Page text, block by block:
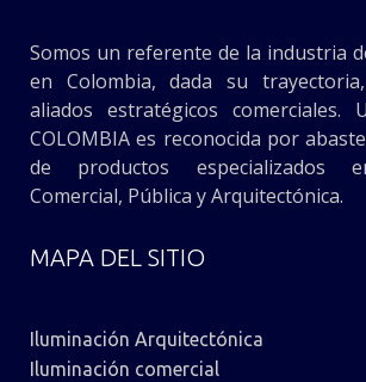
Somos un referente de la industria
en Colombia, dada su
aliados estratégicos comerciales.
COLOMBIA es reconocida por
de productos especializados
Comercial, Pública y Arquitectónica.
MAPA DEL SITIO
Iluminación Arquitectónica
Iluminación comercial